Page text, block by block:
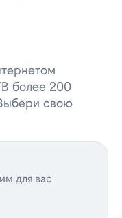
более 200
свою
для вас